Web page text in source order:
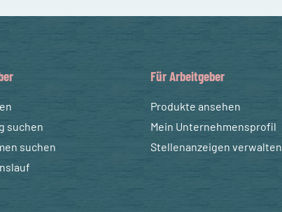
suchen
suchen
Für Arbeitgeber
Produkte ansehen
Mein Unternehmensprofil
Stellenanzeigen verwalten